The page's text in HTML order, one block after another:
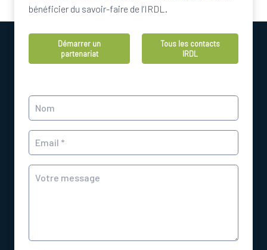
bénéficier du savoir-faire de l’IRDL.
Démarrer un
partenariat
Tous les contacts
IRDL